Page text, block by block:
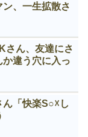
、一生拡散さ
さん、友達にさ
違う穴に入っ
ん「快楽S○☓し